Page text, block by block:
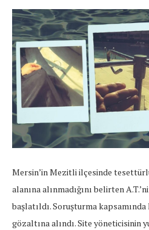
Mersin’in Mezitli ilçesinde
alanına alınmadığını belirten
başlatıldı. Soruşturma
gözaltına alındı. Site yöneticisinin